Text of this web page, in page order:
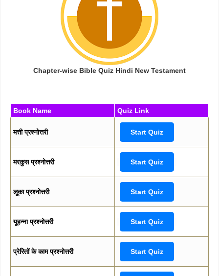
Chapter-wise Bible Quiz Hindi New Testament
Book Name Quiz Link
मत्ती प्रश्नोत्तरी Start Quiz
मरकुस प्रश्नोत्तरी Start Quiz
लूका प्रश्नोत्तरी Start Quiz
यूहन्ना प्रश्नोत्तरी Start Quiz
प्रेरितों के काम प्रश्नोत्तरी Start Quiz